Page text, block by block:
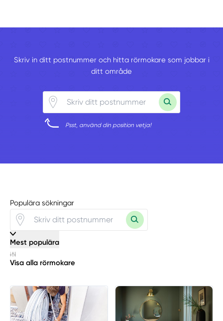
Skriv in ditt postnummer och hitta rörmokare som jobbar i
ditt område
Psst, använd din position vetja!
Populära sökningar
Mest populära
Visa alla rörmokare